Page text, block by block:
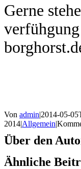
Gerne
Von admin|2014-05-
2014|Allgemein|
Über den
Ähnliche